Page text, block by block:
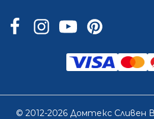
© 2012-2026 Домтекс Сливен